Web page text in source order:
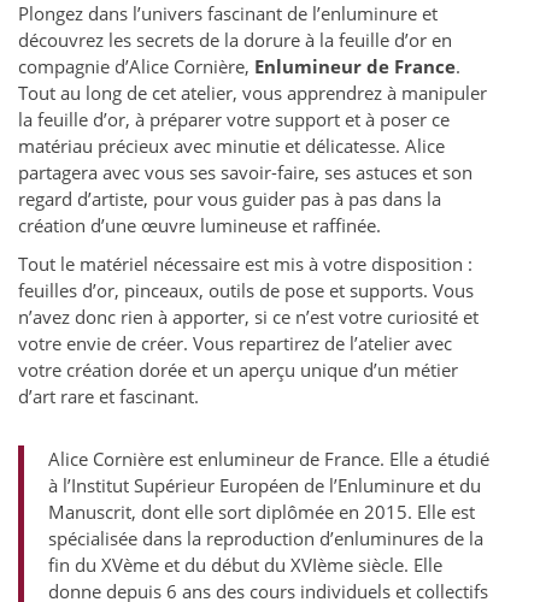
Plongez dans l’univers fascinant de l’enluminure et
découvrez les secrets de la dorure à la feuille d’or en
compagnie d’Alice Cornière, Enlumineur de France.
Tout au long de cet atelier, vous apprendrez à manipuler
la feuille d’or, à préparer votre support et à poser ce
matériau précieux avec minutie et délicatesse. Alice
partagera avec vous ses savoir-faire, ses astuces et son
regard d’artiste, pour vous guider pas à pas dans la
création d’une œuvre lumineuse et raffinée.
Tout le matériel nécessaire est mis à votre disposition :
feuilles d’or, pinceaux, outils de pose et supports. Vous
n’avez donc rien à apporter, si ce n’est votre curiosité et
votre envie de créer. Vous repartirez de l’atelier avec
votre création dorée et un aperçu unique d’un métier
d’art rare et fascinant.
Alice Cornière est enlumineur de France. Elle a étudié
à l’Institut Supérieur Européen de l’Enluminure et du
Manuscrit, dont elle sort diplômée en 2015. Elle est
spécialisée dans la reproduction d’enluminures de la
fin du XVème et du début du XVIème siècle. Elle
donne depuis 6 ans des cours individuels et collectifs